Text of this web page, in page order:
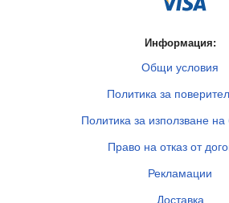
Информация:
Общи условия
Политика за
Политика за използване на
Право на отказ от
Рекламации
Доставка